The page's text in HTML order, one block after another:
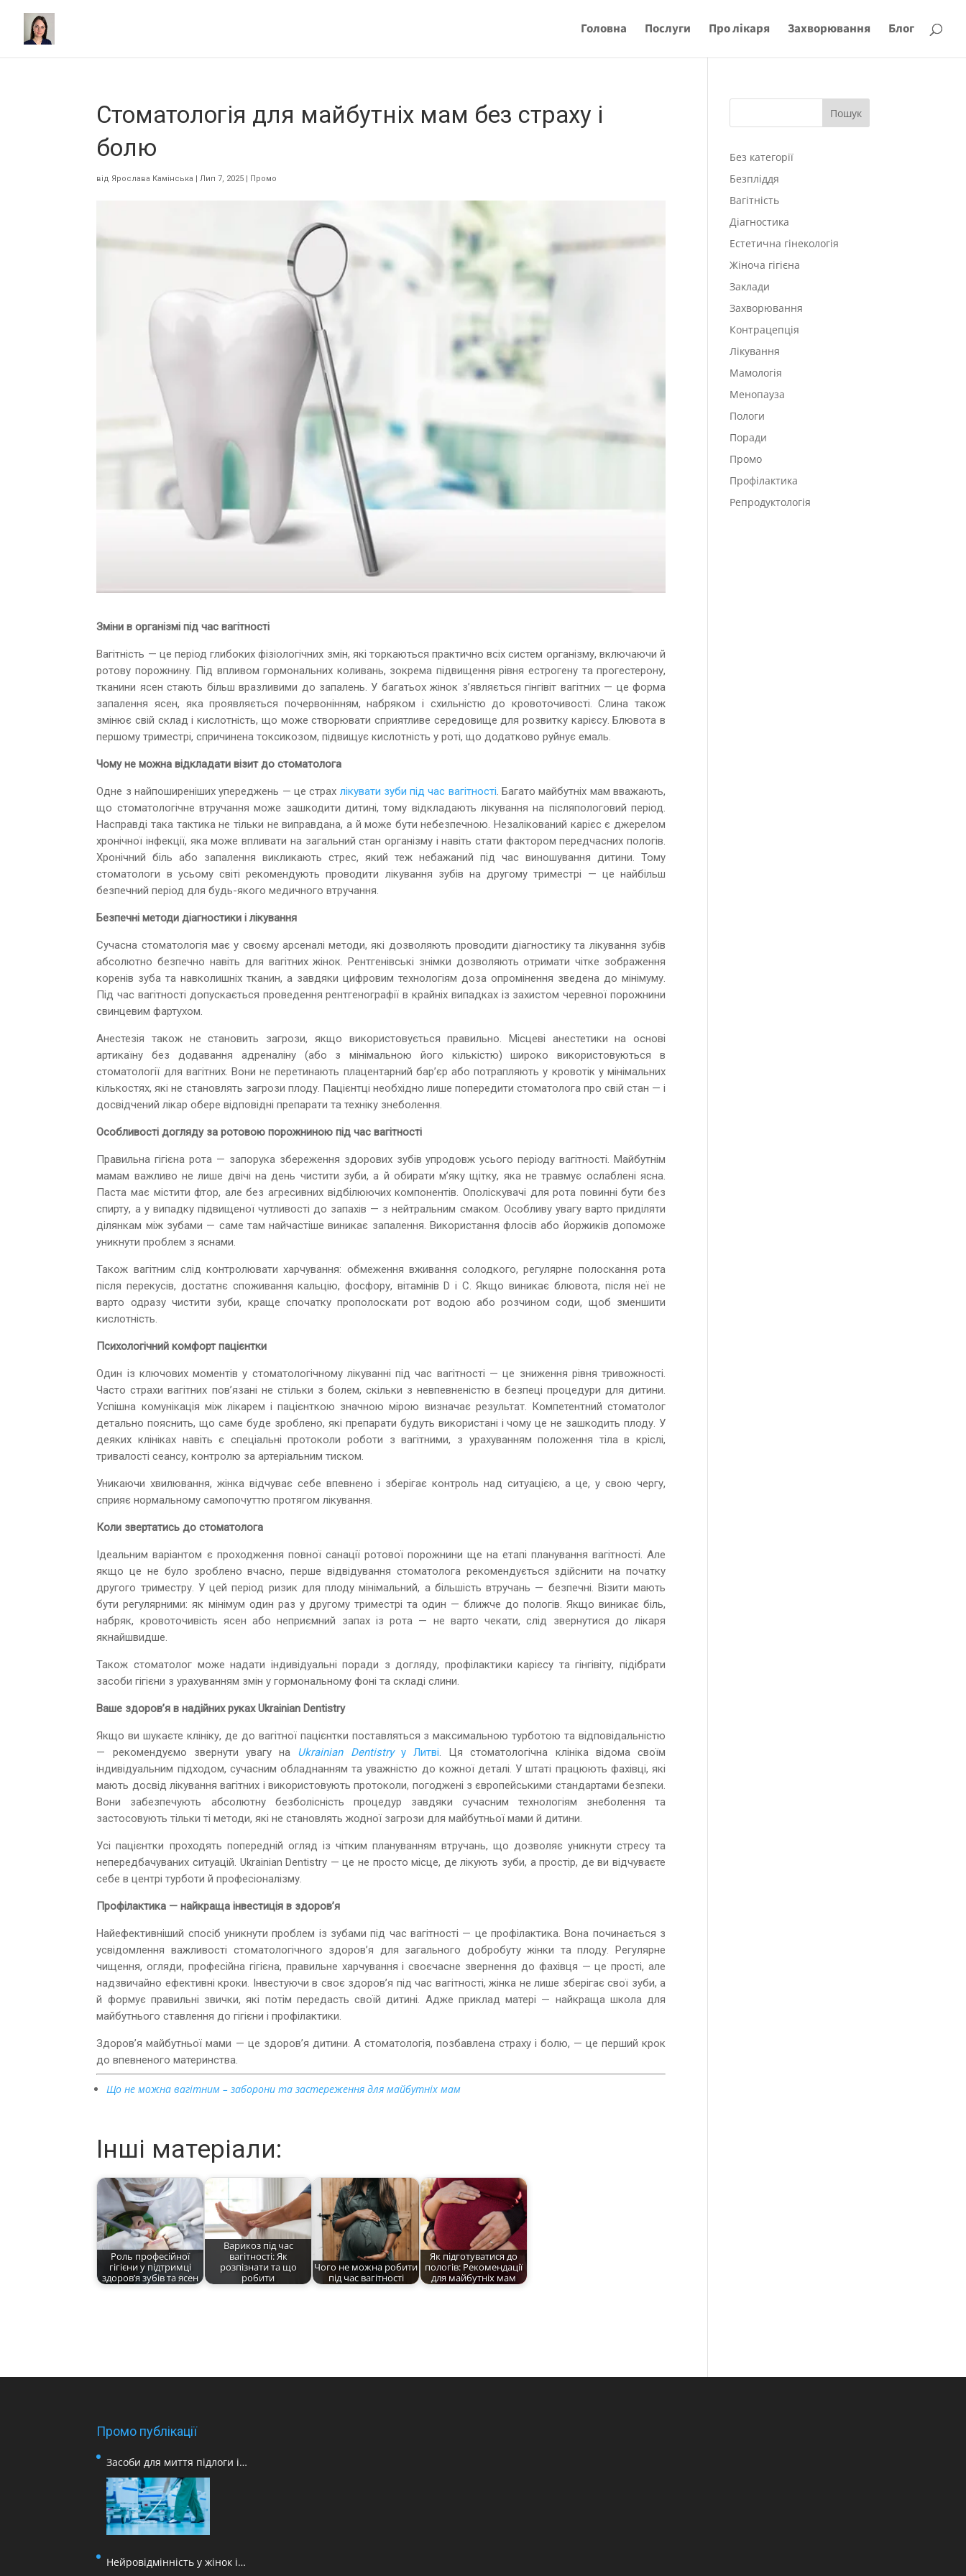
Головна Послуги Про лікаря Захворювання Блог
Стоматологія для майбутніх мам без страху і
болю
від Ярослава Камінська |Лип 7, 2025 | Промо
Зміни в організмі під час вагітності
Вагітність — це період глибоких фізіологічних змін, які торкаються практично всіх систем організму, включаючи й
ротову порожнину. Під впливом гормональних коливань, зокрема підвищення рівня естрогену та прогестерону,
тканини ясен стають більш вразливими до запалень. У багатьох жінок з’являється гінгівіт вагітних — це форма
запалення ясен, яка проявляється почервонінням, набряком і схильністю до кровоточивості. Слина також
змінює свій склад і кислотність, що може створювати сприятливе середовище для розвитку карієсу. Блювота в
першому триместрі, спричинена токсикозом, підвищує кислотність у роті, що додатково руйнує емаль.
Чому не можна відкладати візит до стоматолога
Одне з найпоширеніших упереджень — це страх лікувати зуби під час вагітності. Багато майбутніх мам вважають,
що стоматологічне втручання може зашкодити дитині, тому відкладають лікування на післяпологовий період.
Насправді така тактика не тільки не виправдана, а й може бути небезпечною. Незалікований карієс є джерелом
хронічної інфекції, яка може впливати на загальний стан організму і навіть стати фактором передчасних пологів.
Хронічний біль або запалення викликають стрес, який теж небажаний під час виношування дитини. Тому
стоматологи в усьому світі рекомендують проводити лікування зубів на другому триместрі — це найбільш
безпечний період для будь-якого медичного втручання.
Безпечні методи діагностики і лікування
Сучасна стоматологія має у своєму арсеналі методи, які дозволяють проводити діагностику та лікування зубів
абсолютно безпечно навіть для вагітних жінок. Рентгенівські знімки дозволяють отримати чітке зображення
коренів зуба та навколишніх тканин, а завдяки цифровим технологіям доза опромінення зведена до мінімуму.
Під час вагітності допускається проведення рентгенографії в крайніх випадках із захистом черевної порожнини
свинцевим фартухом.
Анестезія також не становить загрози, якщо використовується правильно. Місцеві анестетики на основі
артикаїну без додавання адреналіну (або з мінімальною його кількістю) широко використовуються в
стоматології для вагітних. Вони не перетинають плацентарний бар’єр або потрапляють у кровотік у мінімальних
кількостях, які не становлять загрози плоду. Пацієнтці необхідно лише попередити стоматолога про свій стан — і
досвідчений лікар обере відповідні препарати та техніку знеболення.
Особливості догляду за ротовою порожниною під час вагітності
Правильна гігієна рота — запорука збереження здорових зубів упродовж усього періоду вагітності. Майбутнім
мамам важливо не лише двічі на день чистити зуби, а й обирати м’яку щітку, яка не травмує ослаблені ясна.
Паста має містити фтор, але без агресивних відбілюючих компонентів. Ополіскувачі для рота повинні бути без
спирту, а у випадку підвищеної чутливості до запахів — з нейтральним смаком. Особливу увагу варто приділяти
ділянкам між зубами — саме там найчастіше виникає запалення. Використання флосів або йоржиків допоможе
уникнути проблем з яснами.
Також вагітним слід контролювати харчування: обмеження вживання солодкого, регулярне полоскання рота
після перекусів, достатнє споживання кальцію, фосфору, вітамінів D і C. Якщо виникає блювота, після неї не
варто одразу чистити зуби, краще спочатку прополоскати рот водою або розчином соди, щоб зменшити
кислотність.
Психологічний комфорт пацієнтки
Один із ключових моментів у стоматологічному лікуванні під час вагітності — це зниження рівня тривожності.
Часто страхи вагітних пов’язані не стільки з болем, скільки з невпевненістю в безпеці процедури для дитини.
Успішна комунікація між лікарем і пацієнткою значною мірою визначає результат. Компетентний стоматолог
детально пояснить, що саме буде зроблено, які препарати будуть використані і чому це не зашкодить плоду. У
деяких клініках навіть є спеціальні протоколи роботи з вагітними, з урахуванням положення тіла в кріслі,
тривалості сеансу, контролю за артеріальним тиском.
Уникаючи хвилювання, жінка відчуває себе впевнено і зберігає контроль над ситуацією, а це, у свою чергу,
сприяє нормальному самопочуттю протягом лікування.
Коли звертатись до стоматолога
Ідеальним варіантом є проходження повної санації ротової порожнини ще на етапі планування вагітності. Але
якщо це не було зроблено вчасно, перше відвідування стоматолога рекомендується здійснити на початку
другого триместру. У цей період ризик для плоду мінімальний, а більшість втручань — безпечні. Візити мають
бути регулярними: як мінімум один раз у другому триместрі та один — ближче до пологів. Якщо виникає біль,
набряк, кровоточивість ясен або неприємний запах із рота — не варто чекати, слід звернутися до лікаря
якнайшвидше.
Також стоматолог може надати індивідуальні поради з догляду, профілактики карієсу та гінгівіту, підібрати
засоби гігієни з урахуванням змін у гормональному фоні та складі слини.
Ваше здоров’я в надійних руках Ukrainian Dentistry
Якщо ви шукаєте клініку, де до вагітної пацієнтки поставляться з максимальною турботою та відповідальністю
— рекомендуємо звернути увагу на Ukrainian Dentistryу Литві. Ця стоматологічна клініка відома своїм
індивідуальним підходом, сучасним обладнанням та уважністю до кожної деталі. У штаті працюють фахівці, які
мають досвід лікування вагітних і використовують протоколи, погоджені з європейськими стандартами безпеки.
Вони забезпечують абсолютну безболісність процедур завдяки сучасним технологіям знеболення та
застосовують тільки ті методи, які не становлять жодної загрози для майбутньої мами й дитини.
Усі пацієнтки проходять попередній огляд із чітким плануванням втручань, що дозволяє уникнути стресу та
непередбачуваних ситуацій. Ukrainian Dentistry — це не просто місце, де лікують зуби, а простір, де ви відчуваєте
себе в центрі турботи й професіоналізму.
Профілактика — найкраща інвестиція в здоров’я
Найефективніший спосіб уникнути проблем із зубами під час вагітності — це профілактика. Вона починається з
усвідомлення важливості стоматологічного здоров’я для загального добробуту жінки та плоду. Регулярне
чищення, огляди, професійна гігієна, правильне харчування і своєчасне звернення до фахівця — це прості, але
надзвичайно ефективні кроки. Інвестуючи в своє здоров’я під час вагітності, жінка не лише зберігає свої зуби, а
й формує правильні звички, які потім передасть своїй дитині. Адже приклад матері — найкраща школа для
майбутнього ставлення до гігієни і профілактики.
Здоров’я майбутньої мами — це здоров’я дитини. А стоматологія, позбавлена страху і болю, — це перший крок
до впевненого материнства.
Що не можна вагітним – заборони та застереження для майбутніх мам
Інші матеріали:
Роль професійної
гігієни у підтримці
здоров’я зубів та ясен
Варикоз під час
вагітності: Як
розпізнати та що
робити
Чого не можна робити
під час вагітності
Як підготуватися до
пологів: Рекомендації
для майбутніх мам
Пошук
Без категорії
Безпліддя
Вагітність
Діагностика
Естетична гінекологія
Жіноча гігієна
Заклади
Захворювання
Контрацепція
Лікування
Мамологія
Менопауза
Пологи
Поради
Промо
Профілактика
Репродуктологія
Промо публікації
Засоби для миття підлоги і
поверхонь для медичних
закладів
Нейровідмінність у жінок і